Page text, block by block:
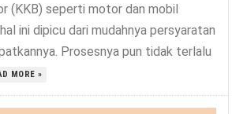
(KKB) seperti motor dan mobil
ini dipicu dari mudahnya persyaratan
Prosesnya pun tidak terlalu
MORE »